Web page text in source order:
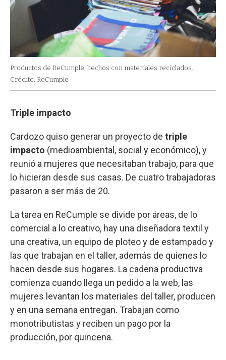
Productos de ReCumple, hechos con materiales reciclados.
Crédito: ReCumple
Triple impacto
Cardozo quiso generar un proyecto de triple
impacto (medioambiental, social y económico), y
reunió a mujeres que necesitaban trabajo, para que
lo hicieran desde sus casas. De cuatro trabajadoras
pasaron a ser más de 20.
La tarea en ReCumple se divide por áreas, de lo
comercial a lo creativo, hay una diseñadora textil y
una creativa, un equipo de ploteo y de estampado y
las que trabajan en el taller, además de quienes lo
hacen desde sus hogares. La cadena productiva
comienza cuando llega un pedido a la web, las
mujeres levantan los materiales del taller, producen
y en una semana entregan. Trabajan como
monotributistas y reciben un pago por la
producción, por quincena.